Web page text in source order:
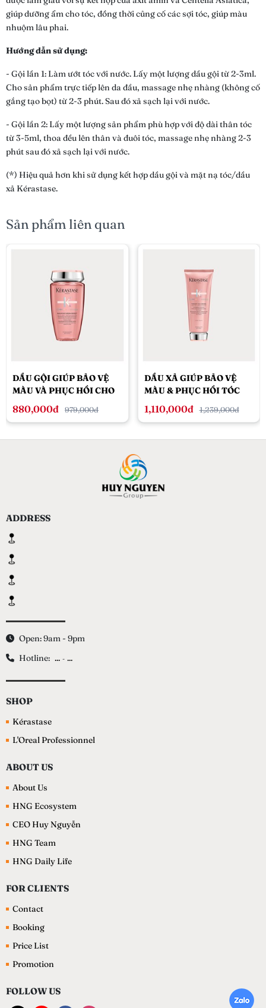
giúp dưỡng ẩm cho tóc, đồng thời củng cố các sợi tóc, giúp màu
nhuộm lâu phai.
Hướng dẫn sử dụng:
- Gội lần 1: Làm ướt tóc với nước. Lấy một lượng dầu gội từ 2-3ml.
Cho sản phẩm trực tiếp lên da đầu, massage nhẹ nhàng (không cố
gắng tạo bọt) từ 2-3 phút. Sau đó xả sạch lại với nước.
- Gội lần 2: Lấy một lượng sản phẩm phù hợp với độ dài thân tóc
từ 3-5ml, thoa đều lên thân và đuôi tóc, massage nhẹ nhàng 2-3
phút sau đó xả sạch lại với nước.
(*) Hiệu quả hơn khi sử dụng kết hợp dầu gội và mặt nạ tóc/dầu
xả Kérastase.
Sản phẩm liên quan
DẦU GỘI GIÚP BẢO VỆ
MÀU VÀ PHỤC HỒI CHO
KÉRASTASE CHROMA
CHO TÓC KHÔ
880,000đ 979,000đ
DẦU XẢ GIÚP BẢO VỆ
MÀU & PHỤC HỒI TÓC
CHROMA ABSOLU
1,110,000đ 1,239,000đ
ADDRESS
Open: 9am - 9pm
Hotline: ... - ...
SHOP
Kérastase
L'Oreal Professionnel
ABOUT US
About Us
HNG Ecosystem
CEO Huy Nguyễn
HNG Team
HNG Daily Life
FOR CLIENTS
Contact
Booking
Price List
Promotion
FOLLOW US